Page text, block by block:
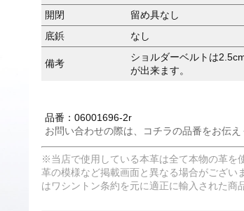
開閉
留め具なし
底鋲
なし
備考
ショルダーベルトは
が出来ます。
品番：06001696-2r
お問い合わせの際は、コチラの品番をお伝え
※当店で使用している本革は全て本物の革を
革の模様など掲載画面と異なる場合がござい
はワシントン条約を元に適正に輸入された商